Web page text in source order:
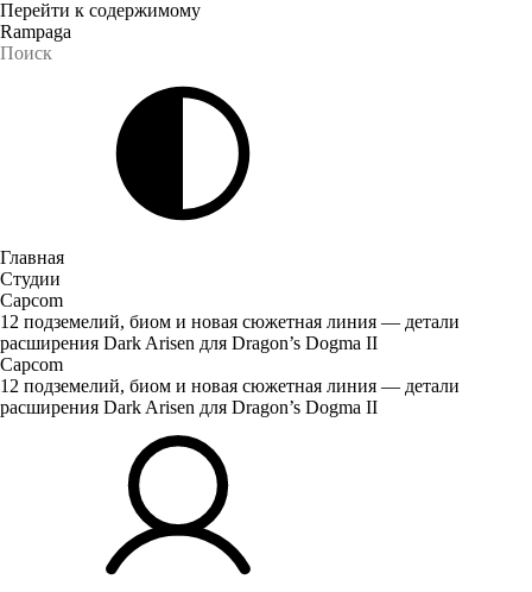
Перейти к содержимому
Rampaga
Главная
Студии
Capcom
12 подземелий, биом и новая сюжетная линия — детали
расширения Dark Arisen для Dragon’s Dogma II
Capcom
12 подземелий, биом и новая сюжетная линия — детали
расширения Dark Arisen для Dragon’s Dogma II